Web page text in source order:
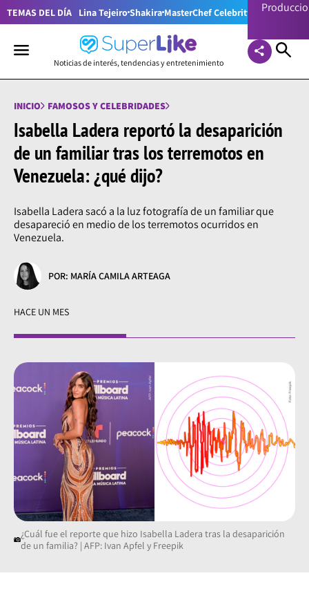
TEMAS DEL DÍA Lina TejeiroShakira MasterChef Celebrity Colombia
Noticias de interés, tendencias y entretenimiento
INICIO FAMOSOS Y CELEBRIDADES
Isabella Ladera reportó la desaparición
de un familiar tras los terremotos en
Venezuela: ¿qué dijo?
Isabella Ladera sacó a la luz fotografía de un familiar que
desapareció en medio de los terremotos ocurridos en
Venezuela.
POR: MARÍA CAMILA ARTEAGA
HACE UN MES
¿Cuál fue el reporte que hizo Isabella Ladera tras la desaparición
de un familia? | AFP: Ivan Apfel y Freepik